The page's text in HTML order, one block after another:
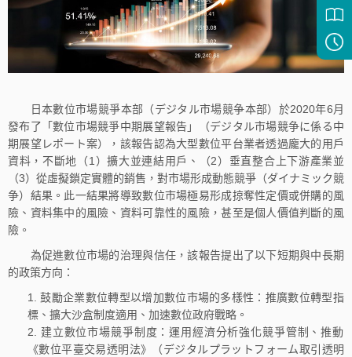
日本數位市場競爭本部（デジタル市場競争本部）於2020年6月
發布了「數位市場競爭中期展望報告」（デジタル市場競争に係る中
期展望レポート案），該報告認為大型數位平台業者透過龐大的用戶
資料，不斷地（1）擴大並連結用戶、（2）垂直整合上下游產業並
（3）從虛擬鎖定實體的銷售，對市場形成動態競爭（ダイナミック競
争）結果。此一結果將導致數位市場極易形成掠奪性定價或併購的風
險、資料集中的風險、資料可靠性的風險，甚至是個人價值判斷的風
險。
為促進數位市場的治理與信任，該報告提出了以下短期與中長期
的政策方向：
鼓勵企業數位轉型以增加數位市場的多樣性：推廣數位轉型指
標、擴大沙盒制度適用、加速數位政府戰略。
建立數位市場競爭制度：運用經濟分析強化競爭管制、推動
《數位平臺交易透明法》（デジタルプラットフォーム取引透明